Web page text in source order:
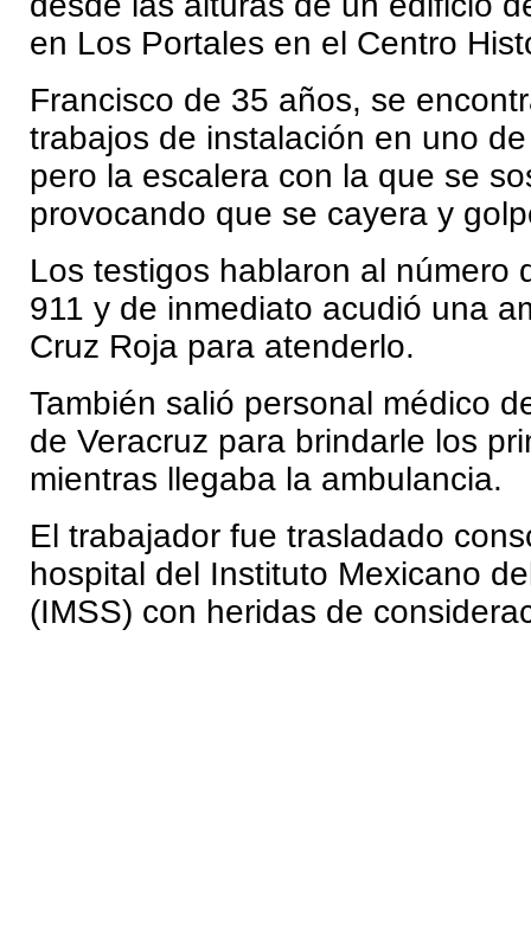
en Los Portales en el Centro
Francisco de 35 años, se
trabajos de instalación en uno
pero la escalera con la que se
provocando que se cayera y
Los testigos hablaron al número
911 y de inmediato acudió una
Cruz Roja para atenderlo.
También salió personal médico
de Veracruz para brindarle los
mientras llegaba la ambulancia.
El trabajador fue trasladado
hospital del Instituto Mexicano
(IMSS) con heridas de